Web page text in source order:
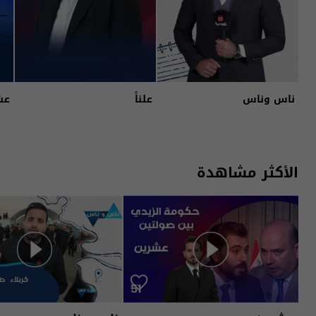
ناس وناس علناً
الأكثر مشاهدة